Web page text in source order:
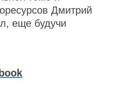
Дмитрий
еще будучи